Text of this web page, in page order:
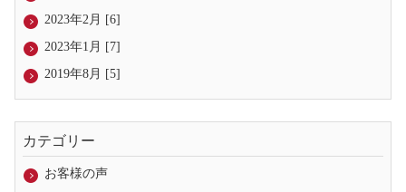
2023年2月 [6]
2023年1月 [7]
2019年8月 [5]
カテゴリー
お客様の声